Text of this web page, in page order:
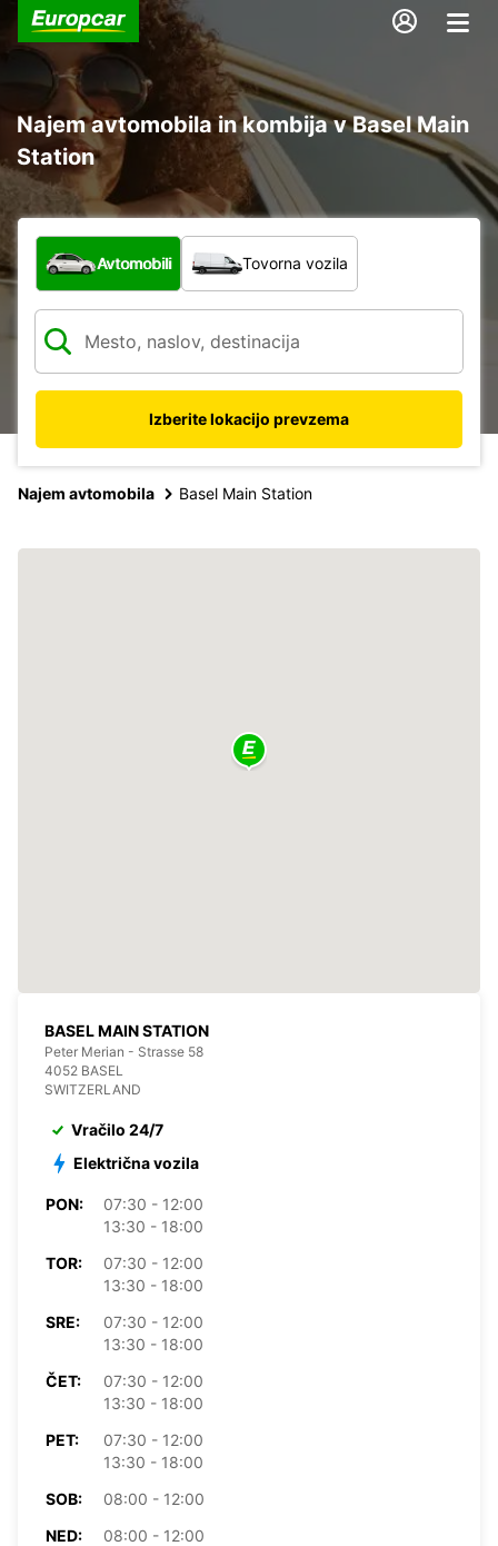
Najem avtomobila in kombija v Basel Main
Station
Katera vrsta vozila?
Avtomobili Tovorna vozila
Izberite lokacijo prevzema
Najem avtomobila Basel Main Station
BASEL MAIN STATION
Peter Merian - Strasse 58
4052 BASEL
SWITZERLAND
Vračilo 24/7
Električna vozila
PON:
07:30 - 12:00
13:30 - 18:00
TOR:
07:30 - 12:00
13:30 - 18:00
SRE:
07:30 - 12:00
13:30 - 18:00
ČET:
07:30 - 12:00
13:30 - 18:00
PET:
07:30 - 12:00
13:30 - 18:00
SOB:
08:00 - 12:00
NED:
08:00 - 12:00